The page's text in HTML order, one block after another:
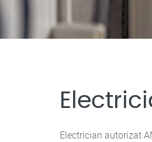
Electrician autorizat